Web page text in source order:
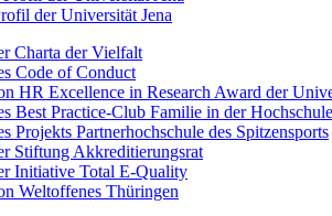
der Universität Jena
Charta der Vielfalt
Code of Conduct
HR Excellence in Research Award der
Best Practice-Club Familie in der Hochschule
Projekts Partnerhochschule des Spitzensports
Stiftung Akkreditierungsrat
Initiative Total E-Quality
Weltoffenes Thüringen